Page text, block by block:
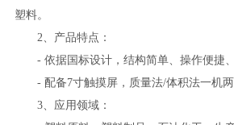
塑料。
2、产品特点：
- 依据国标设计，结构简单、操作便捷、
- 配备7寸触摸屏，质量法/体积法一机两
3、应用领域：